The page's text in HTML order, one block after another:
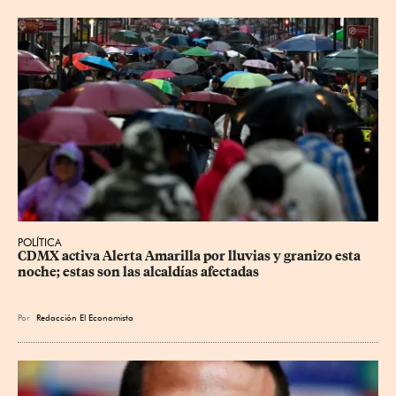
POLÍTICA
CDMX activa Alerta Amarilla por lluvias y granizo esta
noche; estas son las alcaldías afectadas
Por Redacción El Economista